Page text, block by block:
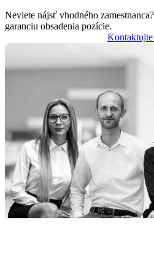
Neviete nájsť vhodného
garanciu obsadenia pozície.
Kontaktujte